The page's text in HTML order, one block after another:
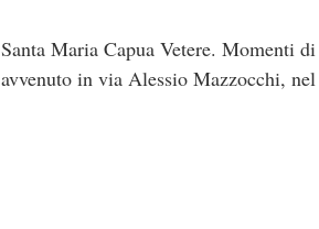
Santa Maria Capua Vetere. Momenti
avvenuto in via Alessio Mazzocchi,